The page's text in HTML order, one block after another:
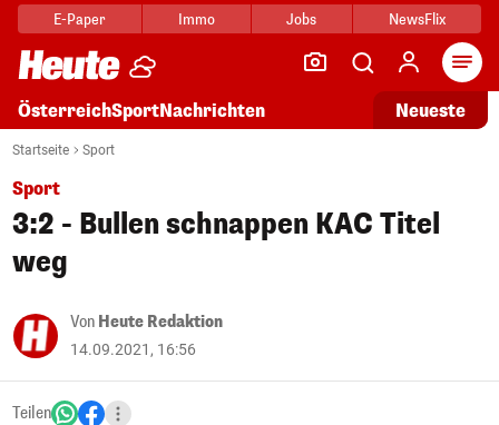
E-Paper Immo Jobs NewsFlix
ÖsterreichSportNachrichten Neueste
Startseite Sport
Sport
3:2 - Bullen schnappen KAC Titel
weg
Von Heute Redaktion
14.09.2021, 16:56
Teilen